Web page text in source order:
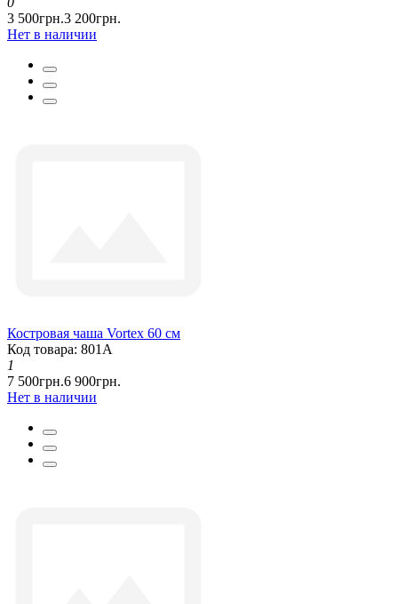
3 500грн.3 200грн.
Нет в наличии
Костровая чаша Vortex 60 см
Код товара: 801А
1
7 500грн.6 900грн.
Нет в наличии